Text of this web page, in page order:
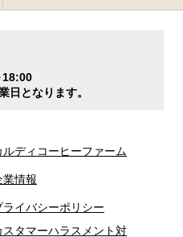
18:00
日となります。
ルディコーヒーファーム
業情報
ライバシーポリシー
スタマーハラスメント対